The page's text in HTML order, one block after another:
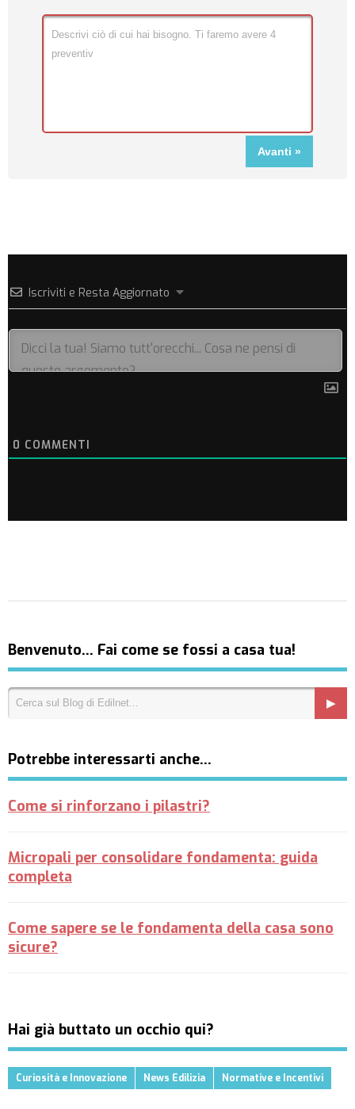
Iscriviti e Resta Aggiornato
0 COMMENTI
Benvenuto… Fai come se fossi a casa tua!
Potrebbe interessarti anche…
Come si rinforzano i pilastri?
Micropali per consolidare fondamenta: guida
completa
Come sapere se le fondamenta della casa sono
sicure?
Hai già buttato un occhio qui?
Curiosità e Innovazione News Edilizia Normative e Incentivi